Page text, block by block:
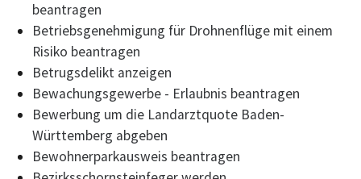
beantragen
Betriebsgenehmigung für Drohnenflüge mit einem
Risiko beantragen
Betrugsdelikt anzeigen
Bewachungsgewerbe - Erlaubnis beantragen
Bewerbung um die Landarztquote Baden-
Württemberg abgeben
Bewohnerparkausweis beantragen